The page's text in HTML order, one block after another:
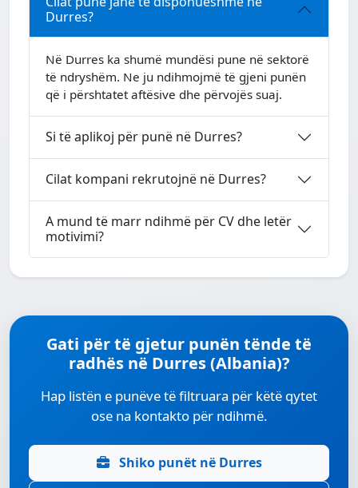
Durres?
Në Durres ka shumë mundësi pune në sektorë
të ndryshëm. Ne ju ndihmojmë të gjeni punën
që i përshtatet aftësive dhe përvojës suaj.
Si të aplikoj për punë në Durres?
Cilat kompani rekrutojnë në Durres?
A mund të marr ndihmë për CV dhe letër
motivimi?
Gati për të gjetur punën tënde të
radhës në Durres (Albania)?
Hap listën e punëve të filtruara për këtë qytet
ose na kontakto për ndihmë.
Shiko punët në Durres